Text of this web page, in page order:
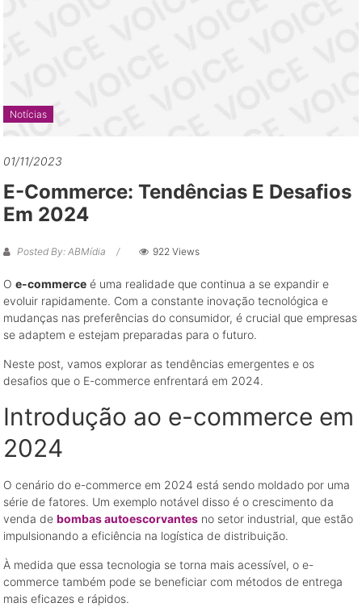
Notícias
01/11/2023
E-Commerce: Tendências E Desafios
Em 2024
Posted By: ABMídia 922 Views
Oe-commerce é uma realidade que continua a se expandir e
evoluir rapidamente. Com a constante inovação tecnológica e
mudanças nas preferências do consumidor, é crucial que empresas
se adaptem e estejam preparadas para o futuro.
Neste post, vamos explorar as tendências emergentes e os
desafios que o E-commerce enfrentará em 2024.
Introdução ao e-commerce em
2024
O cenário do e-commerce em 2024 está sendo moldado por uma
série de fatores. Um exemplo notável disso é o crescimento da
venda debombas autoescorvantes no setor industrial, que estão
impulsionando a eficiência na logística de distribuição.
À medida que essa tecnologia se torna mais acessível, o e-
commerce também pode se beneficiar com métodos de entrega
mais eficazes e rápidos.